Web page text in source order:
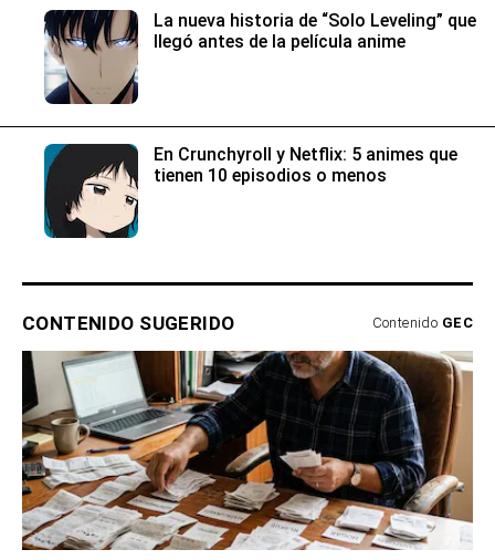
La nueva historia de “Solo Leveling” que
llegó antes de la película anime
En Crunchyroll y Netflix: 5 animes que
tienen 10 episodios o menos
CONTENIDO SUGERIDO Contenido GEC